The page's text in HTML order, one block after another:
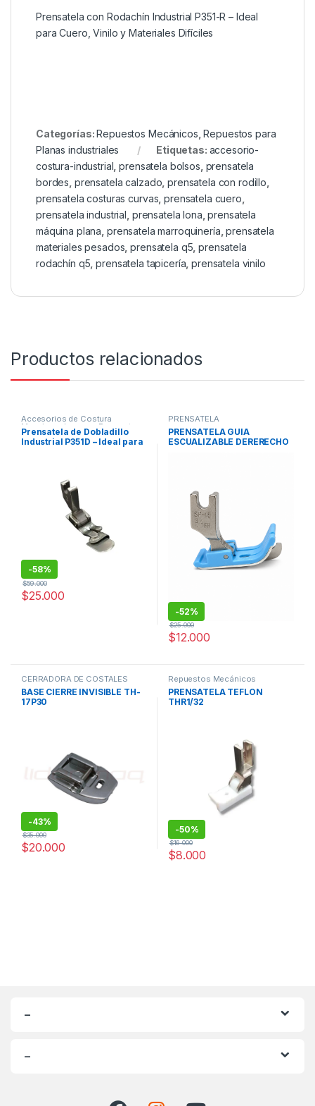
Prensatela con Rodachín Industrial P351-R – Ideal
para Cuero, Vinilo y Materiales Difíciles
Categorías: Repuestos Mecánicos, Repuestos para
Planas industriales
Etiquetas: accesorio-
costura-industrial ,prensatela bolsos, prensatela
bordes, prensatela calzado,prensatela con rodillo,
prensatela costuras curvas,prensatela cuero,
prensatela industrial , prensatela lona,prensatela
máquina plana, prensatela marroquinería,prensatela
materiales pesados,prensatela q5,prensatela
rodachín q5,prensatela tapicería,prensatela vinilo
Productos relacionados
Accesorios de Costura
Maquinas de coser ,Repuestos
Mecánicos, Repuestos para
Planas industriales
Prensatela de Dobladillo
Industrial P351D – Ideal para
-58%
$25.000
$59.000
PRENSATELA
PRENSATELA GUIA
ESCUALIZABLE DERERECHO
-52%
$12.000
$25.000
CERRADORA DE COSTALES
BASE CIERRE INVISIBLE TH-
17P30
-43%
$20.000
$35.000
Repuestos Mecánicos
PRENSATELA TEFLON
THR1/32
-50%
$8.000
$16.000
–
–